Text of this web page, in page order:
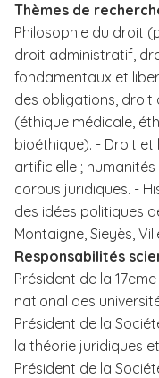
Thèmes de
Philosophie du droit
droit administratif,
fondamentaux et
des obligations, droit
(éthique médicale,
bioéthique). - Droit
artificielle ;
corpus juridiques. -
des idées politiques
Montaigne, Sieyès,
Responsabilités
Président de la
national des
Président de la
la théorie juridiques
Président de la